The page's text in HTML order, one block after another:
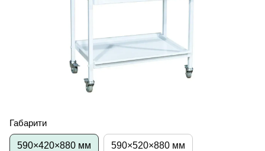
Габарити
590×420×880 мм 590×520×880 мм